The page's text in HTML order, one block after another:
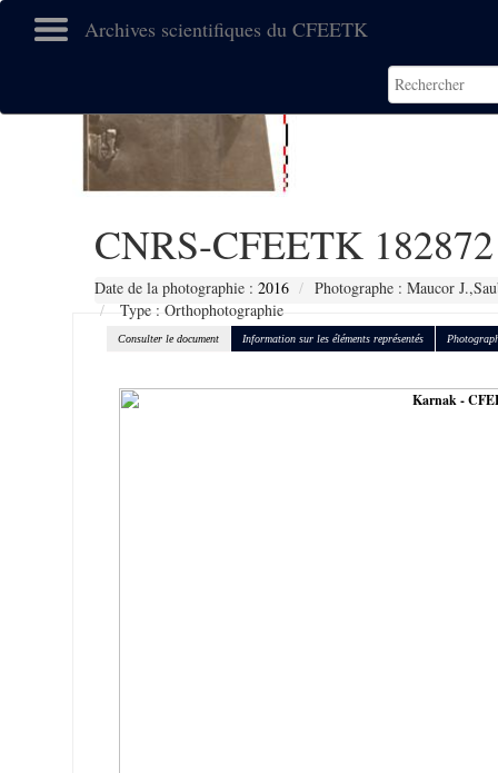
Archives scientifiques du CFEETK
CNRS-CFEETK 182872
Date de la photographie : 2016
Photographe : Maucor
Type : Orthophotographie
Consulter le document Information sur les éléments représentés